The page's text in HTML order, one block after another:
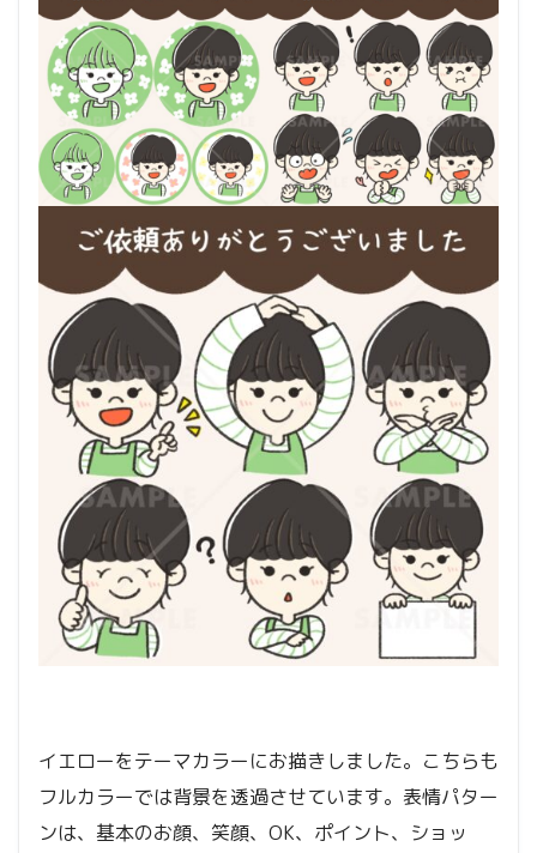
イエローをテーマカラーにお描きしました。こちらも
フルカラーでは背景を透過させています。表情パター
ンは、基本のお顔、笑顔、OK、ポイント、ショッ